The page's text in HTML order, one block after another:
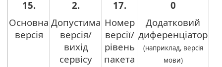
15.
Основна
версія
2.
Допустима
версія/
вихід
сервісу
17.
Номер
версії/
рівень
пакета
0
Додатковий
диференціатор
(наприклад, версія
мови)